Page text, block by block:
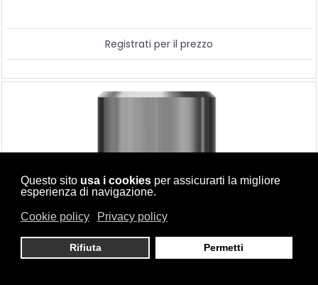
Questo sito usa i cookiesper assicurarti la migliore
esperienza di navigazione.
Cookie policy Privacy policy
Rifiuta Permetti
Registrati per il prezzo